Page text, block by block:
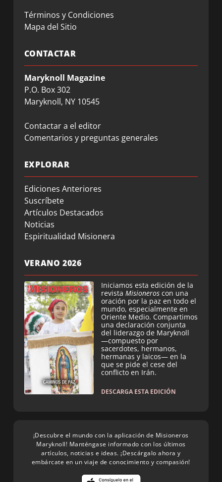
Términos y Condiciones
Mapa del Sitio
CONTACTAR
Maryknoll Magazine
P.O. Box 302
Maryknoll, NY 10545
Contactar a el editor
Comentarios y preguntas generales
EXPLORAR
Ediciones Anteriores
Suscríbete
Artículos Destacados
Noticias
Espiritualidad Misionera
VERANO 2026
Iniciamos esta edición de la
revista Misioneros con una
oración por la paz en todo el
mundo, especialmente en
Oriente Medio. Compartimos
una declaración conjunta
del liderazgo de Maryknoll
—compuesto por
sacerdotes, hermanos,
hermanas y laicos— en la
que se pide el cese del
conflicto en Irán.
DESCARGA ESTA EDICIÓN
¡Descubre el mundo con la aplicación de Misioneros
Maryknoll! Manténgase informado con los últimos
artículos, noticias e ideas. ¡Descárgalo ahora y
embárcate en un viaje de conocimiento y compasión!